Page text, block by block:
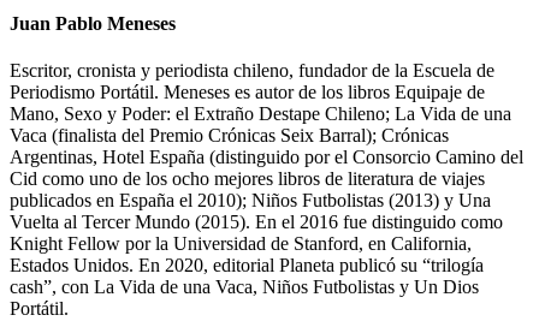
Juan Pablo Meneses
Escritor, cronista y periodista chileno, fundador de la Escuela de
Periodismo Portátil. Meneses es autor de los libros Equipaje de
Mano, Sexo y Poder: el Extraño Destape Chileno; La Vida de una
Vaca (finalista del Premio Crónicas Seix Barral); Crónicas
Argentinas, Hotel España (distinguido por el Consorcio Camino del
Cid como uno de los ocho mejores libros de literatura de viajes
publicados en España el 2010); Niños Futbolistas (2013) y Una
Vuelta al Tercer Mundo (2015). En el 2016 fue distinguido como
Knight Fellow por la Universidad de Stanford, en California,
Estados Unidos. En 2020, editorial Planeta publicó su “trilogía
cash”, con La Vida de una Vaca, Niños Futbolistas y Un Dios
Portátil.